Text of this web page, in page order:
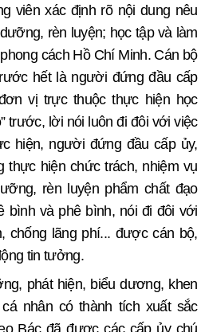
viên xác định rõ nội dung nêu
rèn luyện; học tập và làm
cách Hồ Chí Minh. Cán bộ
hết là người đứng đầu cấp
vị trực thuộcthực hiện học
trước, lời nói luôn đi đôi với việc
hiện, người đứng đầu cấp ủy,
thực hiện chức trách, nhiệm vụ
rèn luyện phẩm chất đạo
bình và phê bình, nói đi đôi với
chống lãng phí... đượccán bộ,
tin tưởng.
phát hiện, biểu dương, khen
nhân có thành tích xuất sắc